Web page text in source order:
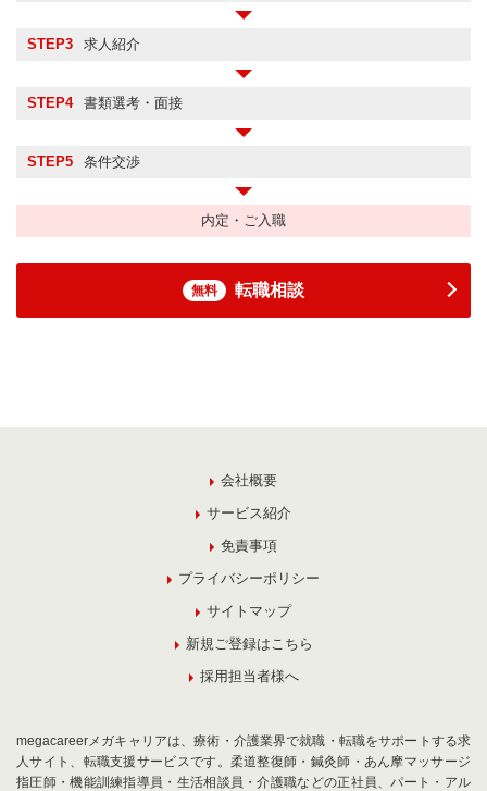
STEP3 求人紹介
STEP4 書類選考・面接
STEP5 条件交渉
内定・ご入職
無料 転職相談
会社概要
サービス紹介
免責事項
プライバシーポリシー
サイトマップ
新規ご登録はこちら
採用担当者様へ
megacareerメガキャリアは、療術・介護業界で就職・転職をサポートする求
人サイト、転職支援サービスです。柔道整復師・鍼灸師・あん摩マッサージ
指圧師・機能訓練指導員・生活相談員・介護職などの正社員、パート・アル